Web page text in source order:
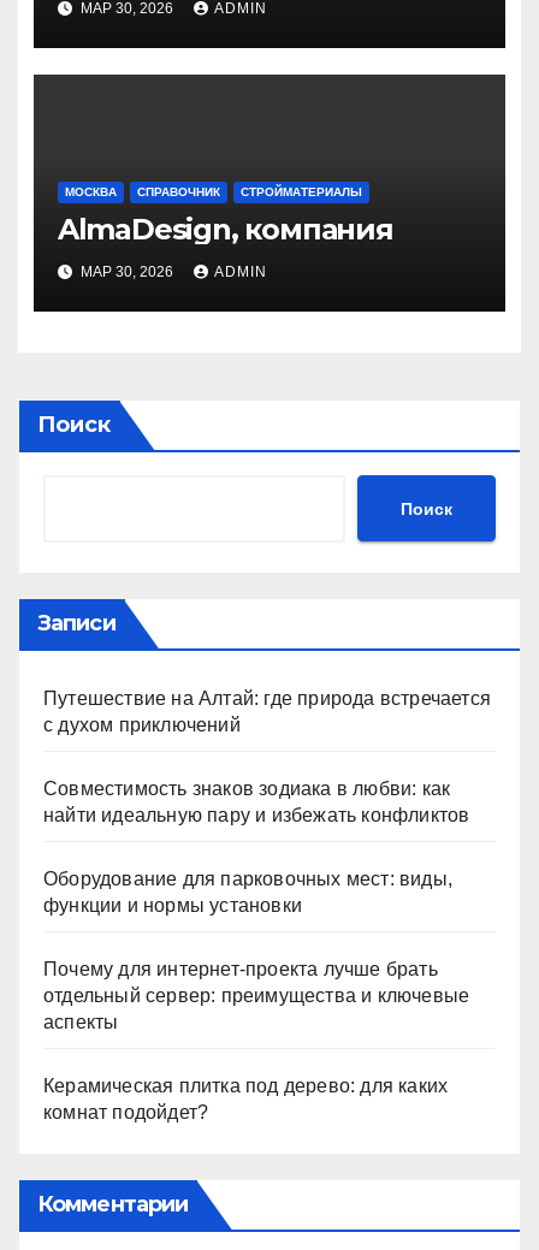
МАР 30, 2026 ADMIN
МОСКВА СПРАВОЧНИК СТРОЙМАТЕРИАЛЫ
AlmaDesign, компания
МАР 30, 2026 ADMIN
Поиск
Поиск
Записи
Путешествие на Алтай: где природа встречается
с духом приключений
Совместимость знаков зодиака в любви: как
найти идеальную пару и избежать конфликтов
Оборудование для парковочных мест: виды,
функции и нормы установки
Почему для интернет-проекта лучше брать
отдельный сервер: преимущества и ключевые
аспекты
Керамическая плитка под дерево: для каких
комнат подойдет?
Комментарии